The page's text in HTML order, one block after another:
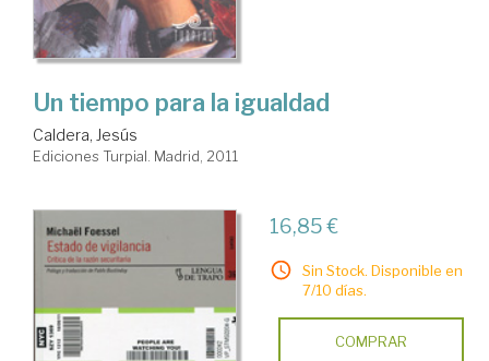
Un tiempo para la igualdad
Caldera, Jesús
Ediciones Turpial. Madrid, 2011
16,85 €
Sin Stock. Disponible en
7/10 días.
COMPRAR